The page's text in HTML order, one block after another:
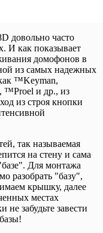
довольно часто
И как показывает
домофонов в
из самых надежных
™Keyman,
™Proel и др., из
из строя кнопки
так называемая
на стену и сама
Для монтажа
разобрать "базу",
крышку, далее
местах
не забудьте завести